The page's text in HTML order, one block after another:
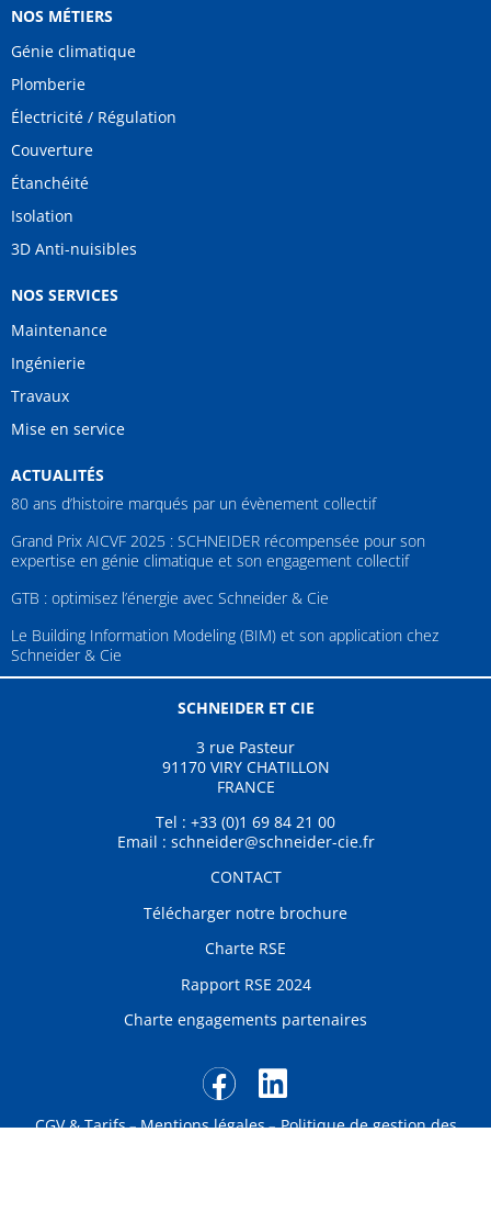
NOS MÉTIERS
Génie climatique
Plomberie
Électricité / Régulation
Couverture
Étanchéité
Isolation
3D Anti-nuisibles
NOS SERVICES
Maintenance
Ingénierie
Travaux
Mise en service
ACTUALITÉS
80 ans d’histoire marqués par un évènement collectif
Grand Prix AICVF 2025 : SCHNEIDER récompensée pour son
expertise en génie climatique et son engagement collectif
GTB : optimisez l’énergie avec Schneider & Cie
Le Building Information Modeling (BIM) et son application chez
Schneider & Cie
SCHNEIDER ET CIE
3 rue Pasteur
91170 VIRY CHATILLON
FRANCE
Tel : +33 (0)1 69 84 21 00
Email : schneider@schneider-cie.fr
CONTACT
Télécharger notre brochure
Charte RSE
Rapport RSE 2024
Charte engagements partenaires
CGV & Tarifs–Mentions légales–Politique de gestion des